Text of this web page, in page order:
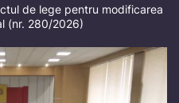
de lege pentru modificarea
(nr. 280/2026)